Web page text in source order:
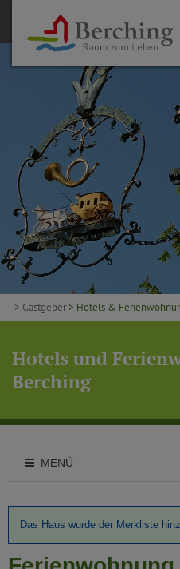
> Gastgeber > Hotels &
Hotels und
Berching
MENÜ
Das Haus wurde der Merkliste